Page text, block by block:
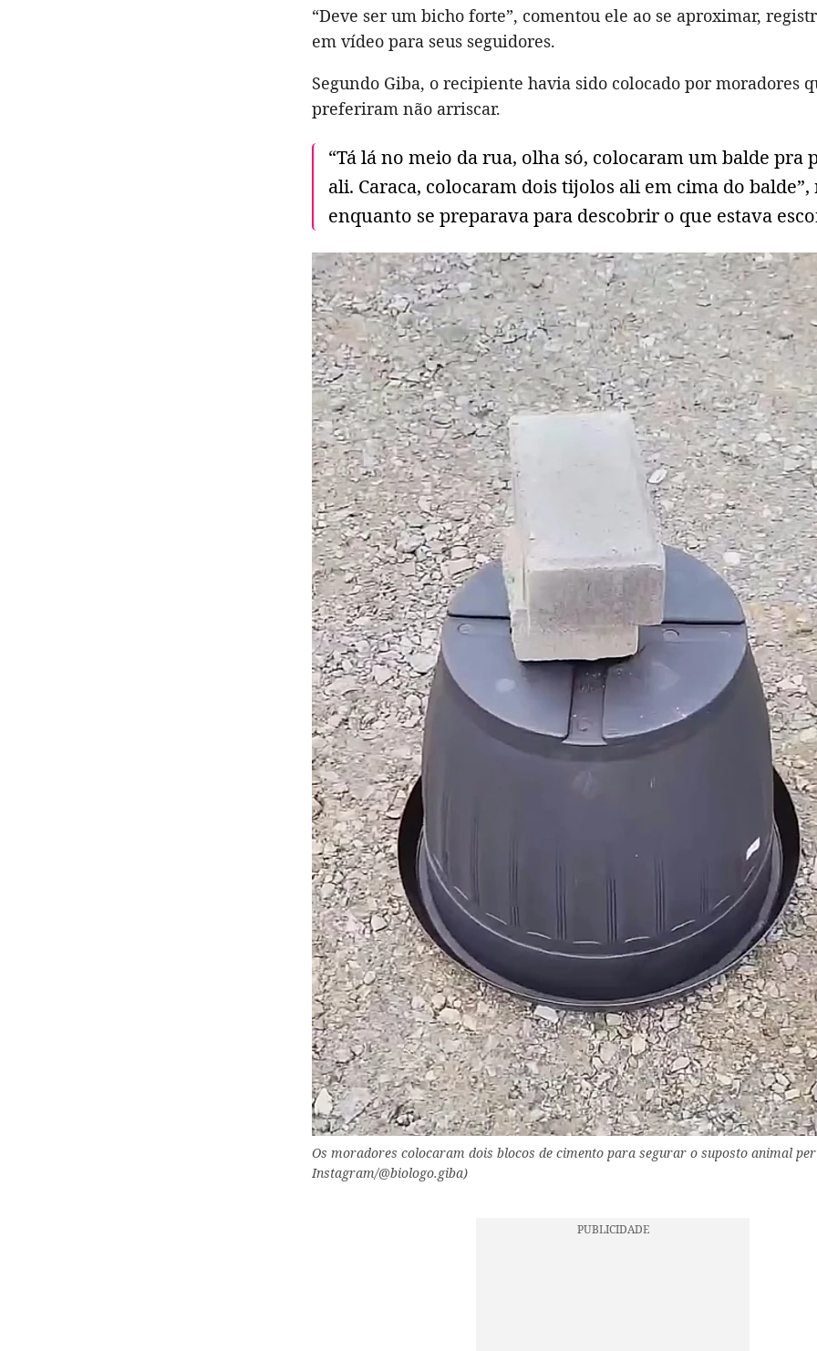
“Deve ser um bicho forte”, comentou ele ao se aproximar,
em vídeo para seus seguidores.
Segundo Giba, o recipiente havia sido colocado por moradores
preferiram não arriscar.
“Tá lá no meio da rua, olha só, colocaram um balde pra
ali. Caraca, colocaram dois tijolos ali em cima do
enquanto se preparava para descobrir o que estava
Os moradores colocaram dois blocos de cimento para segurar o suposto animal
Instagram/@biologo.giba)